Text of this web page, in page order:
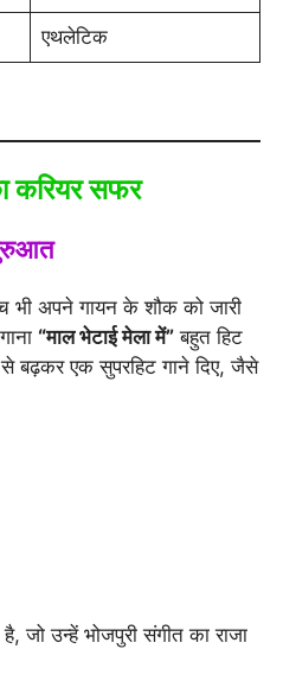
एथलेटिक
करियर सफर
भी अपने गायन के शौक को जारी
“माल भेटाई मेला में” बहुत हिट
बढ़कर एक सुपरहिट गाने दिए, जैसे
जो उन्हें भोजपुरी संगीत का राजा